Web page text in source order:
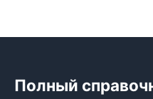
Полный